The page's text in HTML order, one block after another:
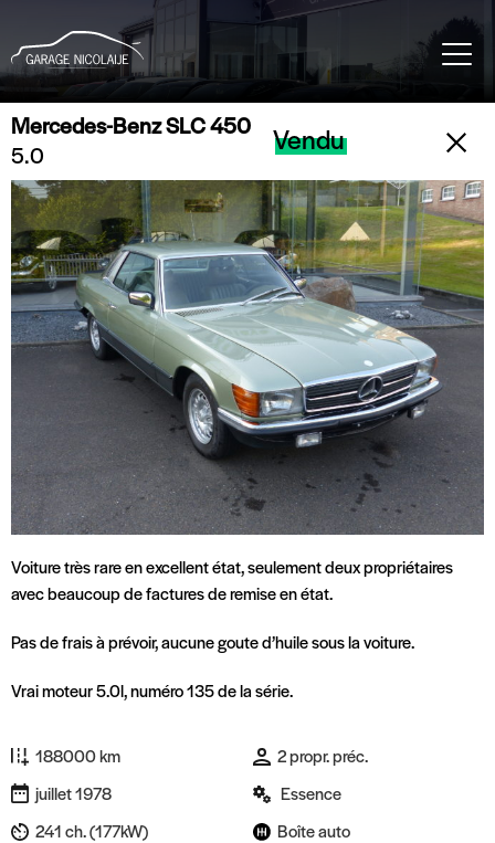
Mercedes-Benz SLC 450
5.0
Vendu
Voiture très rare en excellent état, seulement deux propriétaires
avec beaucoup de factures de remise en état.
Pas de frais à prévoir, aucune goute d’huile sous la voiture.
Vrai moteur 5.0l, numéro 135 de la série.
188000 km
2 propr. préc.
juillet 1978
Essence
241 ch. (177kW)
Boîte auto